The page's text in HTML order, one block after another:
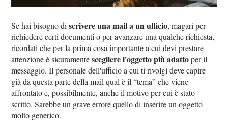
Se hai bisogno discrivere una mail a un ufficio, magari per
richiedere certi documenti o per avanzare una qualche richiesta,
ricordati che per la prima cosa importante a cui devi prestare
attenzione è sicuramentescegliere l'oggetto più adattoper il
messaggio. Il personale dell'ufficio a cui ti rivolgi deve capire
già da questa parte della mail qual è il “tema” che viene
affrontato e, possibilmente, anche il motivo per cui è stato
scritto. Sarebbe un grave errore quello di inserire un oggetto
molto generico.